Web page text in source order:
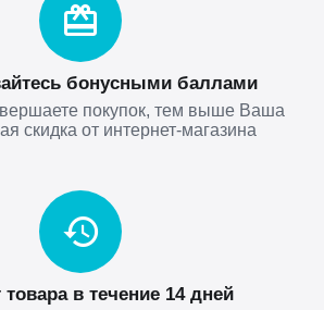
бонусными баллами
покупок, тем выше Ваша
скидка от интернет-магазина
товара в течение 14 дней